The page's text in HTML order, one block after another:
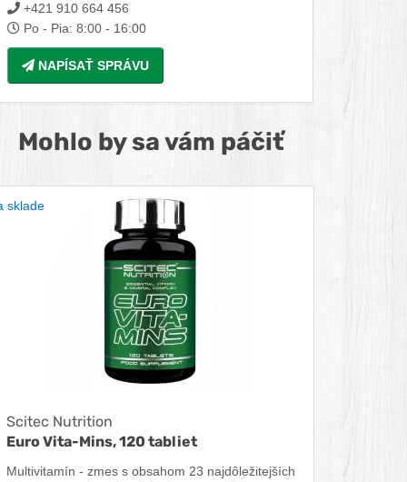
+421 910 664 456
Po - Pia: 8:00 - 16:00
NAPÍSAŤ SPRÁVU
Mohlo by sa vám páčiť
sklade
Scitec Nutrition
Euro Vita-Mins, 120 tabliet
Multivitamín - zmes s obsahom 23 najdôležitejších